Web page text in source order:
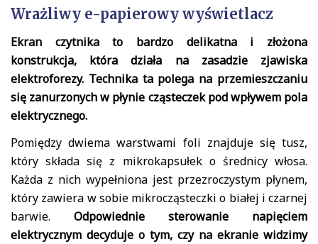
Wrażliwy e-papierowy wyświetlacz
Ekran czytnika to bardzo delikatna i złożona
konstrukcja, która działa na zasadzie zjawiska
elektroforezy. Technika ta polega na przemieszczaniu
się zanurzonych w płynie cząsteczek pod wpływem pola
elektrycznego.
Pomiędzy dwiema warstwami foli znajduje się tusz,
który składa się z mikrokapsułek o średnicy włosa.
Każda z nich wypełniona jest przezroczystym płynem,
który zawiera w sobie mikrocząsteczki o białej i czarnej
barwie. Odpowiednie sterowanie napięciem
elektrycznym decyduje o tym, czy na ekranie widzimy